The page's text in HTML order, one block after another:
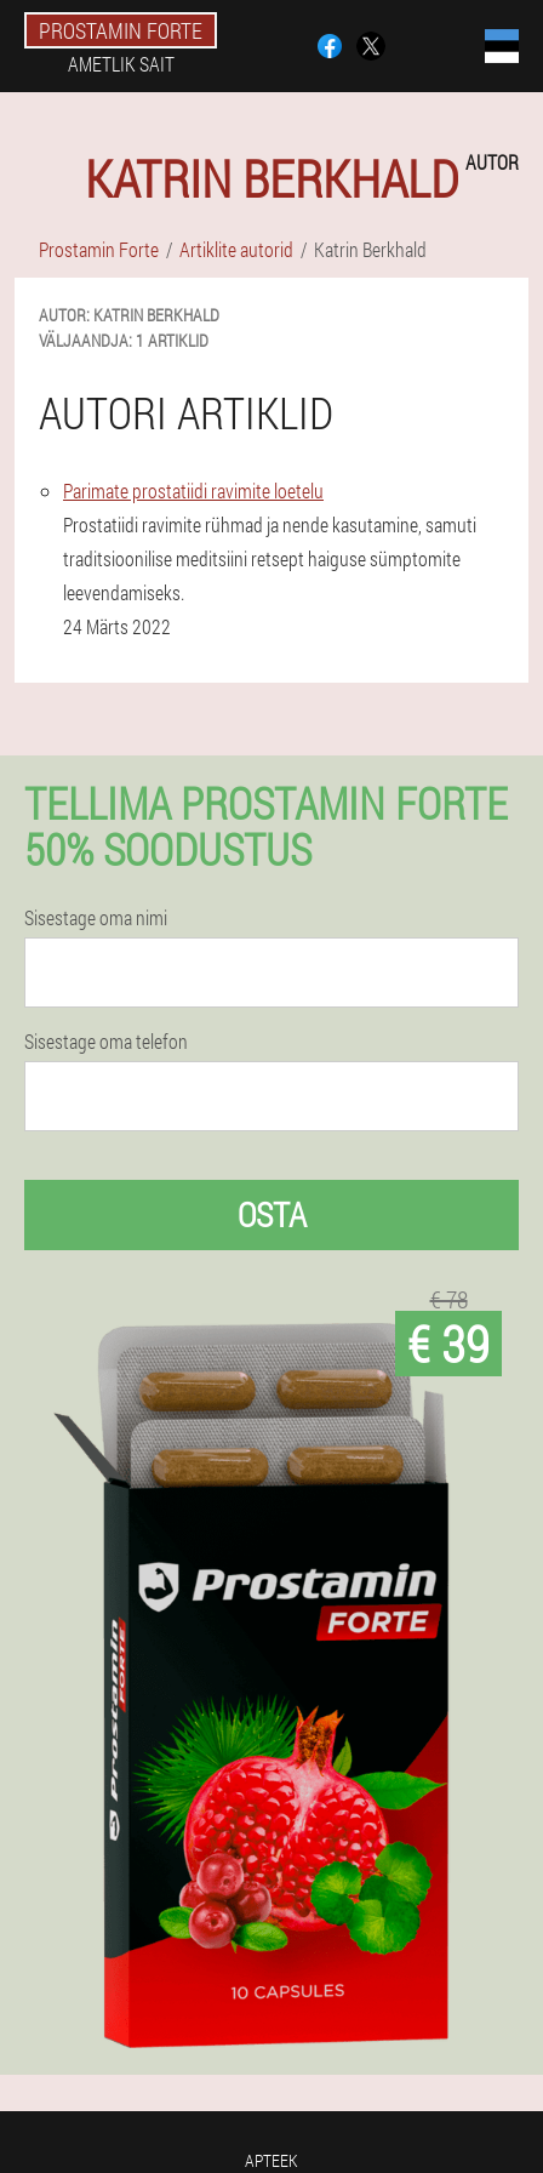
PROSTAMIN FORTE
AMETLIK SAIT
KATRIN BERKHALD AUTOR
Prostamin Forte Artiklite autorid Katrin Berkhald
AUTOR: KATRIN BERKHALD
VÄLJAANDJA: 1 ARTIKLID
AUTORI ARTIKLID
Parimate prostatiidi ravimite loetelu
Prostatiidi ravimite rühmad ja nende kasutamine, samuti
traditsioonilise meditsiini retsept haiguse sümptomite
leevendamiseks.
24 Märts 2022
TELLIMA PROSTAMIN FORTE
50% SOODUSTUS
Sisestage oma nimi
Sisestage oma telefon
OSTA
€ 78
€ 39
APTEEK